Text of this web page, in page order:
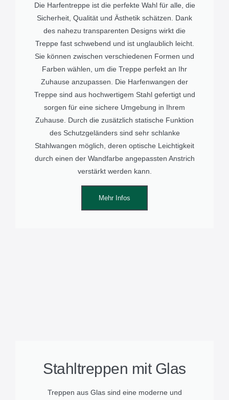
Die Harfentreppe ist die perfekte Wahl für alle, die
Sicherheit, Qualität und Ästhetik schätzen. Dank
des nahezu transparenten Designs wirkt die
Treppe fast schwebend und ist unglaublich leicht.
Sie können zwischen verschiedenen Formen und
Farben wählen, um die Treppe perfekt an Ihr
Zuhause anzupassen. Die Harfenwangen der
Treppe sind aus hochwertigem Stahl gefertigt und
sorgen für eine sichere Umgebung in Ihrem
Zuhause. Durch die zusätzlich statische Funktion
des Schutzgeländers sind sehr schlanke
Stahlwangen möglich, deren optische Leichtigkeit
durch einen der Wandfarbe angepassten Anstrich
verstärkt werden kann.
Mehr Infos
Stahltreppen mit Glas
Treppen aus Glas sind eine moderne und